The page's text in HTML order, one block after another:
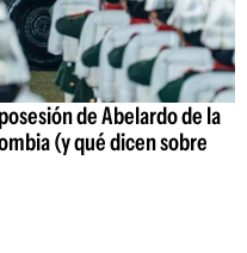
de Abelardo de la
(y qué dicen sobre